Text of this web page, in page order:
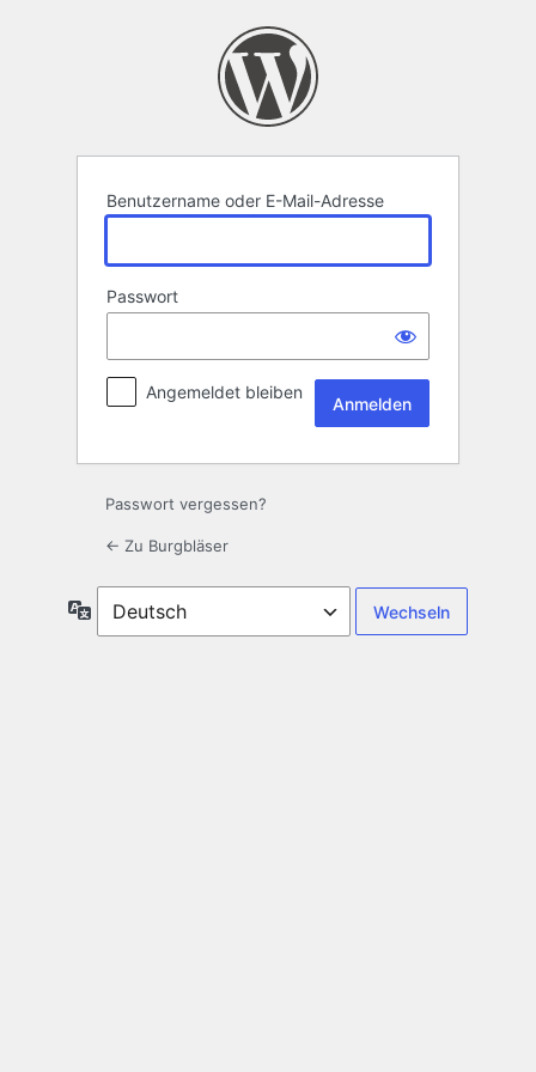
Benutzername oder E-Mail-Adresse
Passwort
Angemeldet bleiben
Passwort vergessen?
← Zu Burgbläser
Sprache